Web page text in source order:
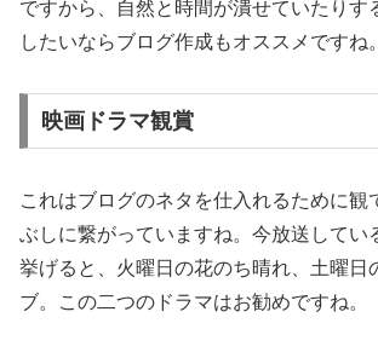
ですから、自然と時間が潰せていたりす
したいならブログ作成もオススメですね。
映画ドラマ観賞
これはブログのネタを仕入れるために観
ぶしに繋がっていますね。今放送してい
挙げると、火曜日の花のち晴れ、土曜日
ブ。この二つのドラマはお勧めですね。